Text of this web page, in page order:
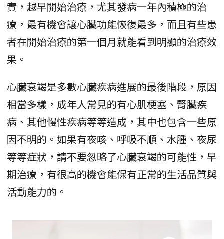
實，越早開始治療，尤其發病一年內積極的治
療，最有機會讓心臟功能恢復最多，而且有些患
者在開始治療的第一個月就能看到明顯的治療效
果。
心臟衰竭是多數心臟疾病進展的最後階段，原因
相當多樣，成年人常見的有心肌梗塞、腎臟疾
病、其他慢性疾病等等造成，其中也包含一些原
因不明的。如果有夜咳、呼吸不順、水腫、夜尿
等等症狀，請不要忽略了心臟衰竭的可能性，早
期治療，有很高的機會能保有正常的生活品質與
活動能力的。